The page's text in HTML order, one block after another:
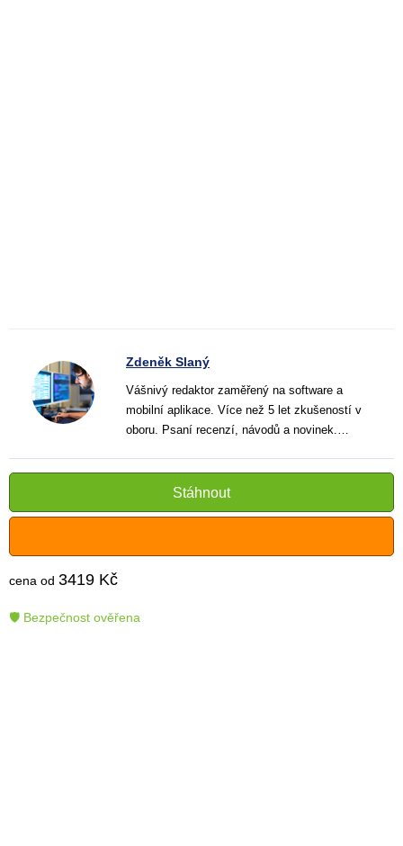
Zdeněk Slaný
Vášnivý redaktor zaměřený na software a
mobilní aplikace. Více než 5 let zkušeností v
oboru. Psaní recenzí, návodů a novinek.
pomáhají čtenářům lépe porozumět a využít
moderní technologie.
Stáhnout
cena od 3419 Kč
🛡 Bezpečnost ověřena